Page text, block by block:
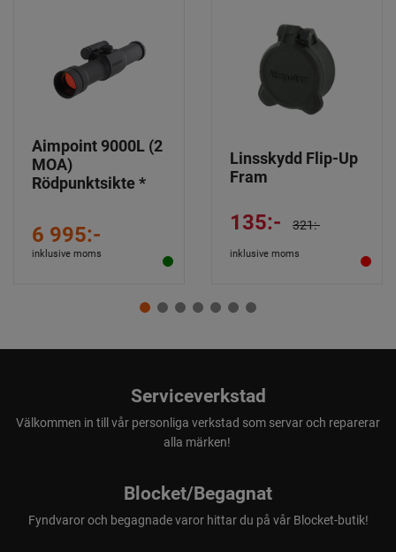
Aimpoint 9000L (2
MOA)
Rödpunktsikte *
6 995:-
inklusive moms
Linsskydd Flip-Up
Fram
135:- 321:-
inklusive moms
Serviceverkstad
Välkommen in till vår personliga verkstad som servar och reparerar
alla märken!
Blocket/Begagnat
Fyndvaror och begagnade varor hittar du på vår Blocket-butik!